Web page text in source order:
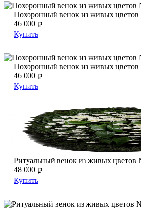
Похоронный венок из живых цветов
Похоронный венок из живых
Похоронный венок из живых
₽
46 000
Купить
Похоронный венок из живых цветов
Похоронный венок из живых
Похоронный венок из живых
₽
46 000
Купить
Ритуальный венок из живых цветов
Ритуальный венок из живых цветов
Ритуальный венок из живых цветов
₽
48 000
Купить
Ритуальный венок из живых цветов